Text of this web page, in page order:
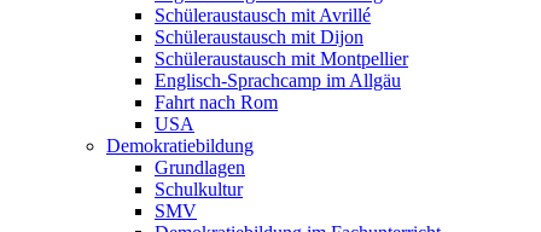
Schüleraustausch mit Avrillé
Schüleraustausch mit Dijon
Schüleraustausch mit Montpellier
Englisch-Sprachcamp im Allgäu
Fahrt nach Rom
USA
Demokratiebildung
Grundlagen
Schulkultur
SMV